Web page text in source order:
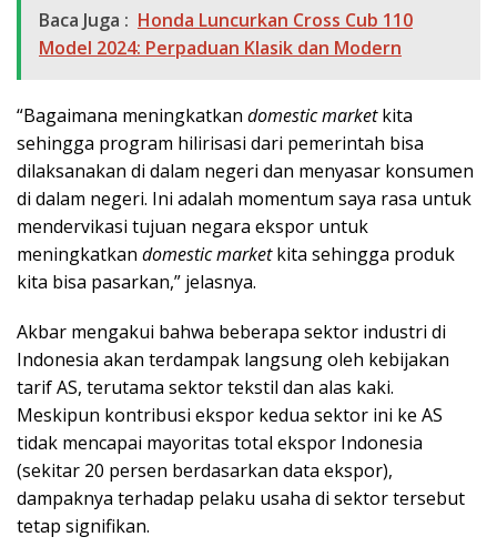
Baca Juga : Honda Luncurkan Cross Cub 110
Model 2024: Perpaduan Klasik dan Modern
“Bagaimana meningkatkan domestic marketkita
sehingga program hilirisasi dari pemerintah bisa
dilaksanakan di dalam negeri dan menyasar konsumen
di dalam negeri. Ini adalah momentum saya rasa untuk
mendervikasi tujuan negara ekspor untuk
meningkatkan domestic marketkita sehingga produk
kita bisa pasarkan,” jelasnya.
Akbar mengakui bahwa beberapa sektor industri di
Indonesia akan terdampak langsung oleh kebijakan
tarif AS, terutama sektor tekstil dan alas kaki.
Meskipun kontribusi ekspor kedua sektor ini ke AS
tidak mencapai mayoritas total ekspor Indonesia
(sekitar 20 persen berdasarkan data ekspor),
dampaknya terhadap pelaku usaha di sektor tersebut
tetap signifikan.